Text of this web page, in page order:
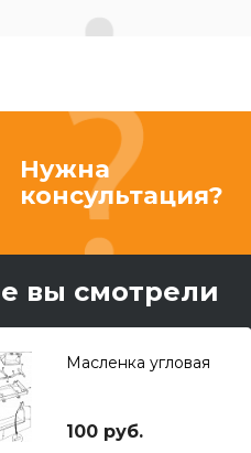
Нужна
консультация?
вы смотрели
Масленка угловая
100 руб.